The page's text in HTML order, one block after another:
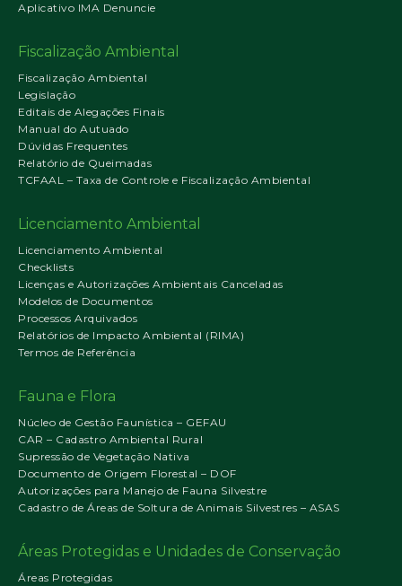
Aplicativo IMA Denuncie
Fiscalização Ambiental
Fiscalização Ambiental
Legislação
Editais de Alegações Finais
Manual do Autuado
Dúvidas Frequentes
Relatório de Queimadas
TCFAAL – Taxa de Controle e Fiscalização Ambiental
Licenciamento Ambiental
Licenciamento Ambiental
Checklists
Licenças e Autorizações Ambientais Canceladas
Modelos de Documentos
Processos Arquivados
Relatórios de Impacto Ambiental (RIMA)
Termos de Referência
Fauna e Flora
Núcleo de Gestão Faunística – GEFAU
CAR – Cadastro Ambiental Rural
Supressão de Vegetação Nativa
Documento de Origem Florestal – DOF
Autorizações para Manejo de Fauna Silvestre
Cadastro de Áreas de Soltura de Animais Silvestres – ASAS
Áreas Protegidas e Unidades de Conservação
Áreas Protegidas